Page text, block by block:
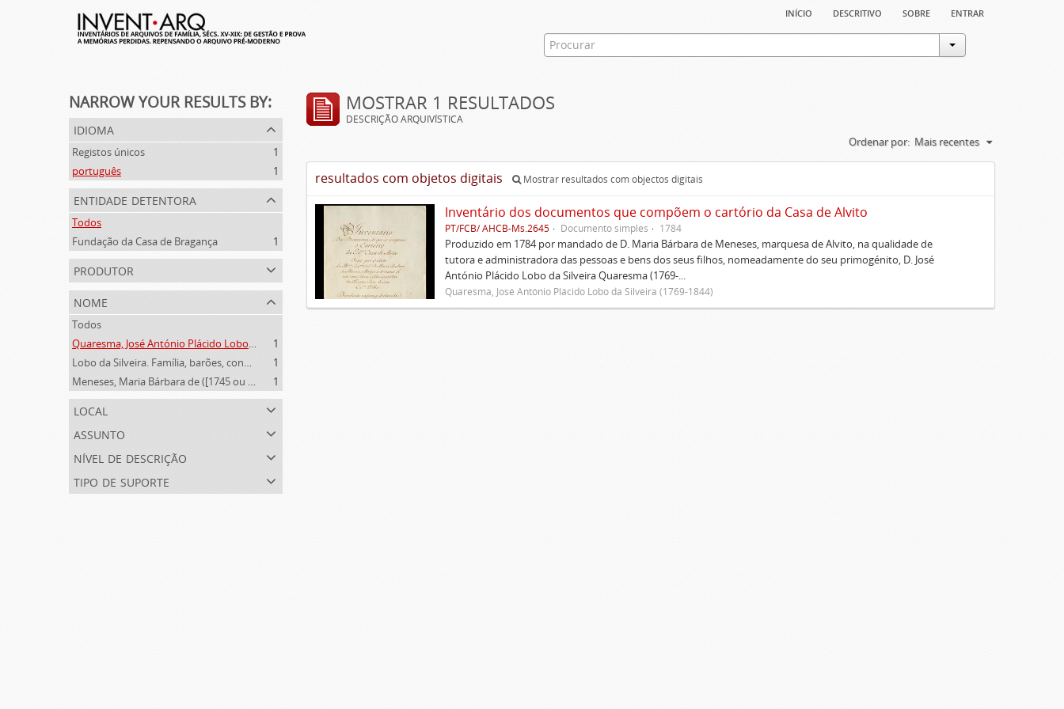
início descritivo sobre entrar
NARROW YOUR RESULTS BY:
idioma
Registos únicos
1
português
1
entidade detentora
Todos
Fundação da Casa de Bragança
1
produtor
nome
Todos
Quaresma, José António Plácido Lobo da Silveira (1769-1844)
1
Lobo da Silveira. Família, barões, condes e marqueses de Alvito (1475-1910)
1
Meneses, Maria Bárbara de ([1745 ou 1751]-[post. 1784])
1
local
assunto
nível de descrição
tipo de suporte
MOSTRAR 1 RESULTADOS
DESCRIÇÃO ARQUIVÍSTICA
Ordenar por: Mais recentes
resultados com objetos digitais Mostrar resultados com objectos digitais
Inventário dos documentos que compõem o cartório da Casa de Alvito
PT/FCB/ AHCB-Ms.2645 Documento simples 1784
Produzido em 1784 por mandado de D. Maria Bárbara de Meneses, marquesa de Alvito, na qualidade de
tutora e administradora das pessoas e bens dos seus filhos, nomeadamente do seu primogénito, D. José
António Plácido Lobo da Silveira Quaresma (1769-...
Quaresma, José António Plácido Lobo da Silveira (1769-1844)